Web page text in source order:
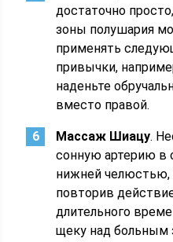
достаточно
зоны полушария
применять
привычки,
наденьте
вместо правой.
Массаж Шиацу.
сонную артерию в
нижней челюстью,
повторив
длительного
щеку над больным